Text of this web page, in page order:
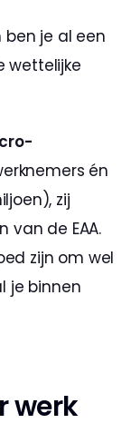
je al een
wettelijke
én
zij
de EAA.
zijn om wel
je binnen
werk